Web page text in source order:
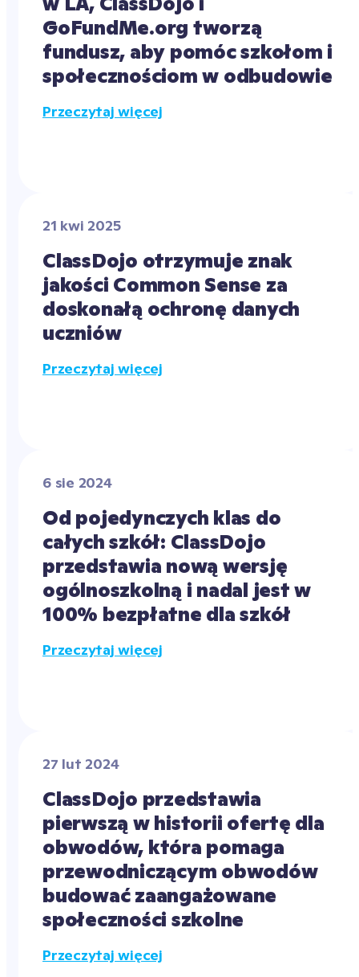
GoFundMe.org tworzą
fundusz, aby pomóc szkołom i
społecznościom w odbudowie
Przeczytaj więcej
21 kwi 2025
ClassDojo otrzymuje znak
jakości Common Sense za
doskonałą ochronę danych
uczniów
Przeczytaj więcej
6 sie 2024
Od pojedynczych klas do
całych szkół: ClassDojo
przedstawia nową wersję
ogólnoszkolną i nadal jest w
100% bezpłatne dla szkół
Przeczytaj więcej
27 lut 2024
ClassDojo przedstawia
pierwszą w historii ofertę dla
obwodów, która pomaga
przewodniczącym obwodów
budować zaangażowane
społeczności szkolne
Przeczytaj więcej